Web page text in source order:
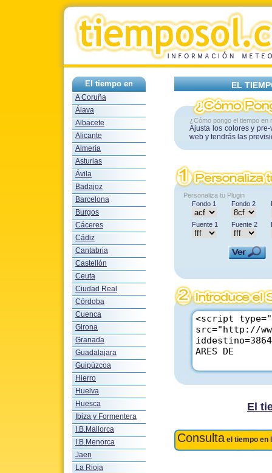
El tiempo en
A Coruña
Álava
Albacete
Alicante
Almería
Asturias
Ávila
Badajoz
Barcelona
Burgos
Cáceres
Cádiz
Cantabria
Castellón
Ceuta
Ciudad Real
Córdoba
Cuenca
Girona
Granada
Guadalajara
Guipúzcoa
Hierro
Huelva
Huesca
Ibiza y Formentera
I.B.Mallorca
I.B.Menorca
Jaen
La Rioja
EL
¿Cómo pongo el tiempo en
Ajusta los colores y
web y tendrás las
Personaliza tu Plugin
Fondo 1
Fondo 2
Fuente 1 Fuente 2
El
Consulta el tiempo en